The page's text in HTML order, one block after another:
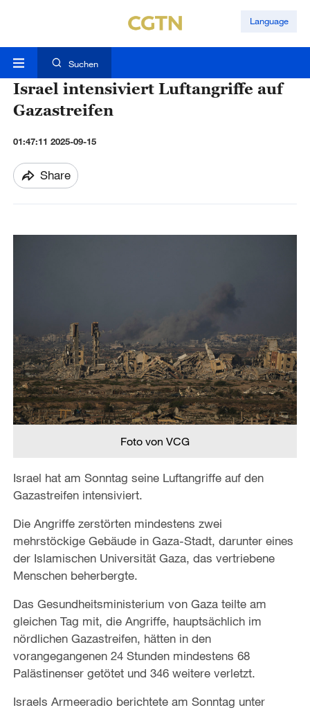
Language
Suchen
Israel intensiviert Luftangriffe auf
Gazastreifen
01:47:11 2025-09-15
Share
Foto von VCG
Israel hat am Sonntag seine Luftangriffe auf den
Gazastreifen intensiviert.
Die Angriffe zerstörten mindestens zwei
mehrstöckige Gebäude in Gaza-Stadt, darunter eines
der Islamischen Universität Gaza, das vertriebene
Menschen beherbergte.
Das Gesundheitsministerium von Gaza teilte am
gleichen Tag mit, die Angriffe, hauptsächlich im
nördlichen Gazastreifen, hätten in den
vorangegangenen 24 Stunden mindestens 68
Palästinenser getötet und 346 weitere verletzt.
Israels Armeeradio berichtete am Sonntag unter